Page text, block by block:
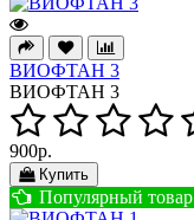
ВИОФТАН 3
ВИОФТАН 3
900р.
Купить
Популярный товар